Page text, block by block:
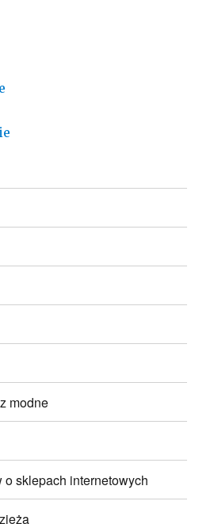
modne
sklepach internetowych